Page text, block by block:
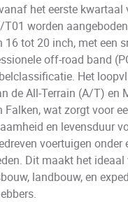
het eerste kwartaal
T01 worden
16 tot 20 inch, met een
off-road band
Het
de All-Terrain (A/T) en
Falken, wat zorgt voor
en levensduur
voertuigen onder
Dit maakt het
landbouw, en